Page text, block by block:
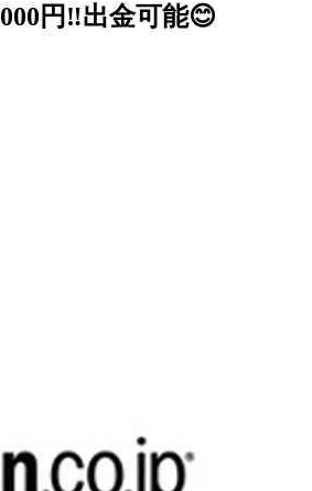
円‼️出金可能😊